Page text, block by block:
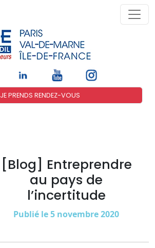
JE PRENDS RENDEZ-VOUS
[Blog] Entreprendre
au pays de
l’incertitude
Publié le 5 novembre 2020